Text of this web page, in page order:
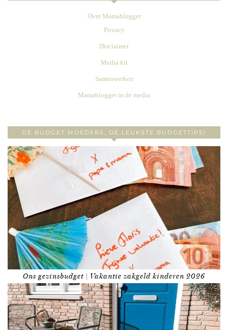
Over Mamablogger
Privacy
Disclaimer
Media kit
Samenwerken
Mamablogger in de media
DE BUDGET MOEDERS, DE LEUKSTE BUDGETTIPS!
Ons gezinsbudget | Vakantie zakgeld kinderen 2026